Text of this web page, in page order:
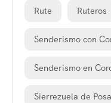
Rute Ruteros
Senderismo con
Senderismo en
Sierrezuela de